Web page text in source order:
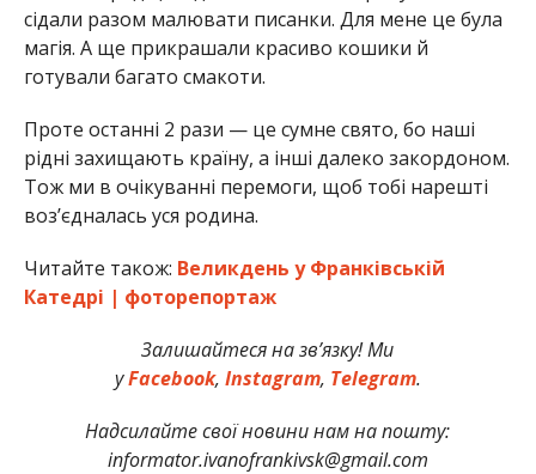
сідали разом малювати писанки. Для мене це була
магія. А ще прикрашали красиво кошики й
готували багато смакоти.
Проте останні 2 рази — це сумне свято, бо наші
рідні захищають країну, а інші далеко закордоном.
Тож ми в очікуванні перемоги, щоб тобі нарешті
воз’єдналась уся родина.
Читайте також: Великдень у Франківській
Катедрі | фоторепортаж
Залишайтеся на зв’язку! Ми
уFacebook, Instagram, Telegram.
Надсилайте свої новини нам на пошту:
informator.ivanofrankivsk@gmail.com